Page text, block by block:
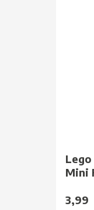
Lego
Mini
3,99